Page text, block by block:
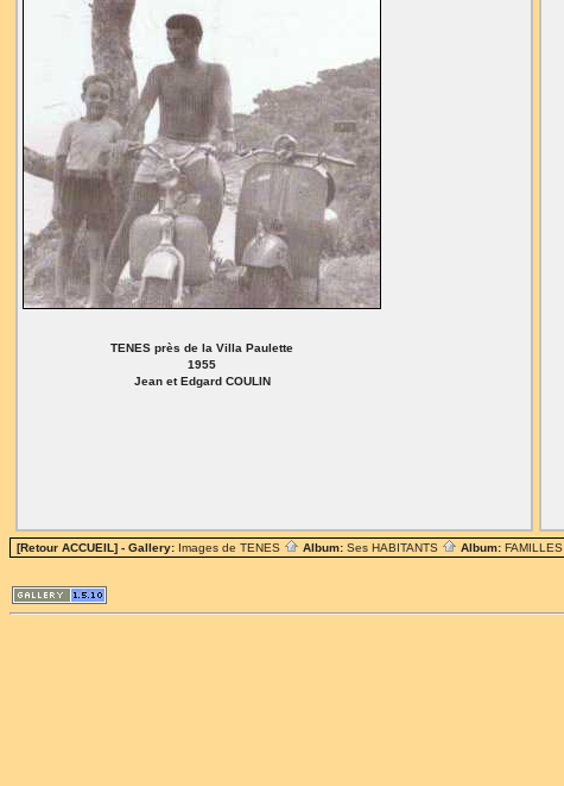
TENES près de la Villa Paulette
1955
Jean et Edgard COULIN
[Retour ACCUEIL] - Gallery: Images de TENES Album: Ses HABITANTS Album: FAMILLES